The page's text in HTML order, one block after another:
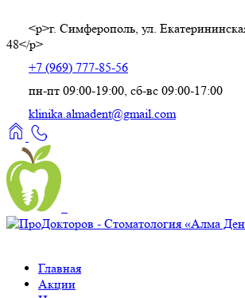
<p>г. Симферополь, ул.
48</p>
+7 (969) 777-85-56
пн-пт 09:00-19:00, сб-вс 09:00-17:00
klinika.almadent@gmail.com
Главная
Акции